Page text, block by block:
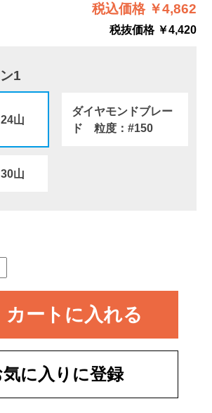
税込価格 ￥4,862
税抜価格 ￥4,420
1
山
ダイヤモンドブレー
ド 粒度：#150
山
気に入りに登録